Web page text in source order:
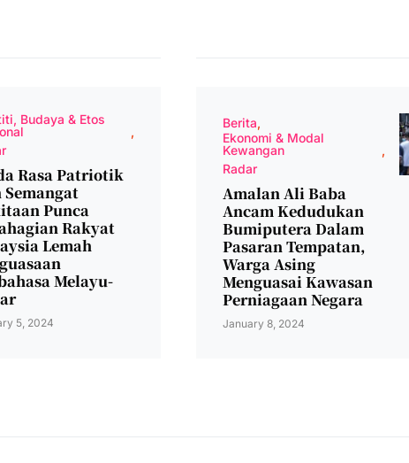
Budaya & Etos
Rasa Patriotik
Semangat
Punca
Rakyat
Lemah
Melayu-
5, 2024
Berita
Ekonomi & Modal
Kewangan
Radar
Amalan Ali Baba
Ancam Kedudukan
Bumiputera Dalam
Pasaran Tempatan,
Warga Asing
Menguasai Kawasan
Perniagaan Negara
January 8, 2024